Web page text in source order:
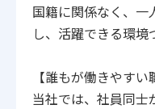
国籍に関係なく、一
し、活躍できる環境
【誰もが働きやす
当社では、社員同士